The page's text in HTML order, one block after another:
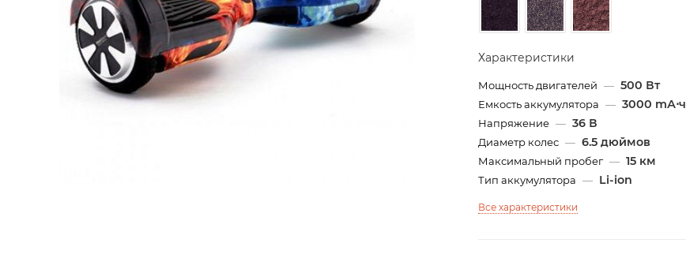
Характеристики
Мощность двигателей — 500 Вт
Емкость аккумулятора — 3000 mА⋅ч
Напряжение — 36 В
Диаметр колес — 6.5 дюймов
Максимальный пробег — 15 км
Тип аккумулятора — Li-ion
Все характеристики